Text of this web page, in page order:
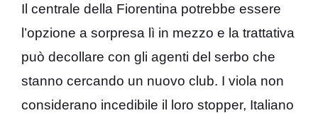
Il centrale della Fiorentina potrebbe essere
l’opzione a sorpresa lì in mezzo e la trattativa
può decollare con gli agenti del serbo che
stanno cercando un nuovo club. I viola non
considerano incedibile il loro stopper, Italiano